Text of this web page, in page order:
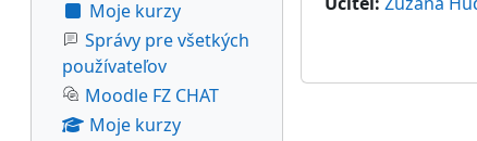
Moje kurzy
Správy pre všetkých
používateľov
Moodle FZ CHAT
Moje kurzy